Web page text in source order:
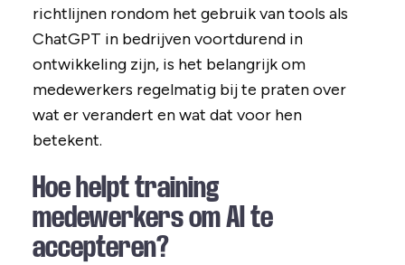
richtlijnen rondom het gebruik van tools als
ChatGPT in bedrijven voortdurend in
ontwikkeling zijn, is het belangrijk om
medewerkers regelmatig bij te praten over
wat er verandert en wat dat voor hen
betekent.
Hoe helpt training
medewerkers om AI te
accepteren?